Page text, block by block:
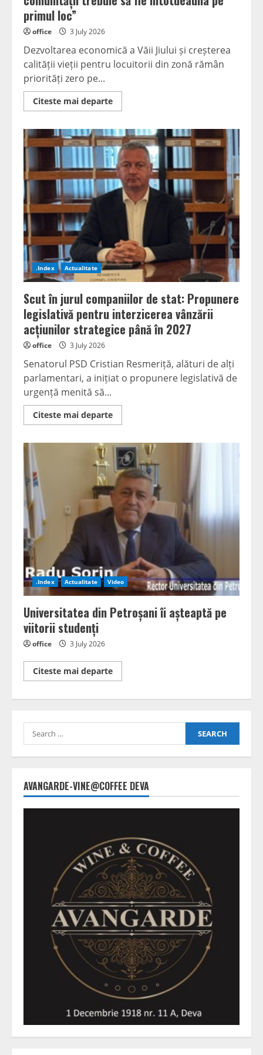
primul loc”
office 3 July 2026
Dezvoltarea economică a Văii Jiului și creșterea
calității vieții pentru locuitorii din zonă rămân
priorități zero pe...
Citeste mai departeRead
more
PNL
Călin
Petru
Marian
solicită
unitate
pentru
viitorul
Văii
Jiului:
„Interesul
comunității
trebuie
să
fie
întotdeauna
pe
primul
loc”
.Index Actualitate
Scut în jurul companiilor de stat: Propunere
legislativă pentru interzicerea vânzării
acțiunilor strategice până în 2027
office 3 July 2026
Senatorul PSD Cristian Resmeriță, alături de alți
parlamentari, a inițiat o propunere legislativă de
urgență menită să...
Citeste mai departeRead
more
în
jurul
companiilor
de
stat:
Propunere
legislativă
pentru
interzicerea
vânzării
acțiunilor
strategice
până
2027
.Index Actualitate Video
Universitatea din Petroșani îi așteaptă pe
viitorii studenți
office 3 July 2026
Citeste mai departeRead
more
îi
viitorii
Search
for:
AVANGARDE-VINE@COFFEE DEVA